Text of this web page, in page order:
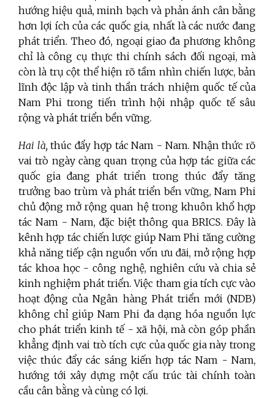
hướng hiệu quả, minh bạch và phản ánh cân bằng
hơn lợi ích của các quốc gia, nhất là các nước đang
phát triển. Theo đó, ngoại giao đa phương không
chỉ là công cụ thực thi chính sách đối ngoại, mà
còn là trụ cột thể hiện rõ tầm nhìn chiến lược, bản
lĩnh độc lập và tinh thần trách nhiệm quốc tế của
Nam Phi trong tiến trình hội nhập quốc tế sâu
rộng và phát triển bền vững.
Hai là,thúc đẩy hợp tác Nam - Nam. Nhận thức rõ
vai trò ngày càng quan trọng của hợp tác giữa các
quốc gia đang phát triển trong thúc đẩy tăng
trưởng bao trùm và phát triển bền vững, Nam Phi
chủ động mở rộng quan hệ trong khuôn khổ hợp
tác Nam - Nam, đặc biệt thông qua BRICS. Đây là
kênh hợp tác chiến lược giúp Nam Phi tăng cường
khả năng tiếp cận nguồn vốn ưu đãi, mở rộng hợp
tác khoa học - công nghệ, nghiên cứu và chia sẻ
kinh nghiệm phát triển. Việc tham gia tích cực vào
hoạt động của Ngân hàng Phát triển mới (NDB)
không chỉ giúp Nam Phi đa dạng hóa nguồn lực
cho phát triển kinh tế - xã hội, mà còn góp phần
khẳng định vai trò tích cực của quốc gia này trong
việc thúc đẩy các sáng kiến hợp tác Nam - Nam,
hướng tới xây dựng một cấu trúc tài chính toàn
cầu cân bằng và cùng có lợi.